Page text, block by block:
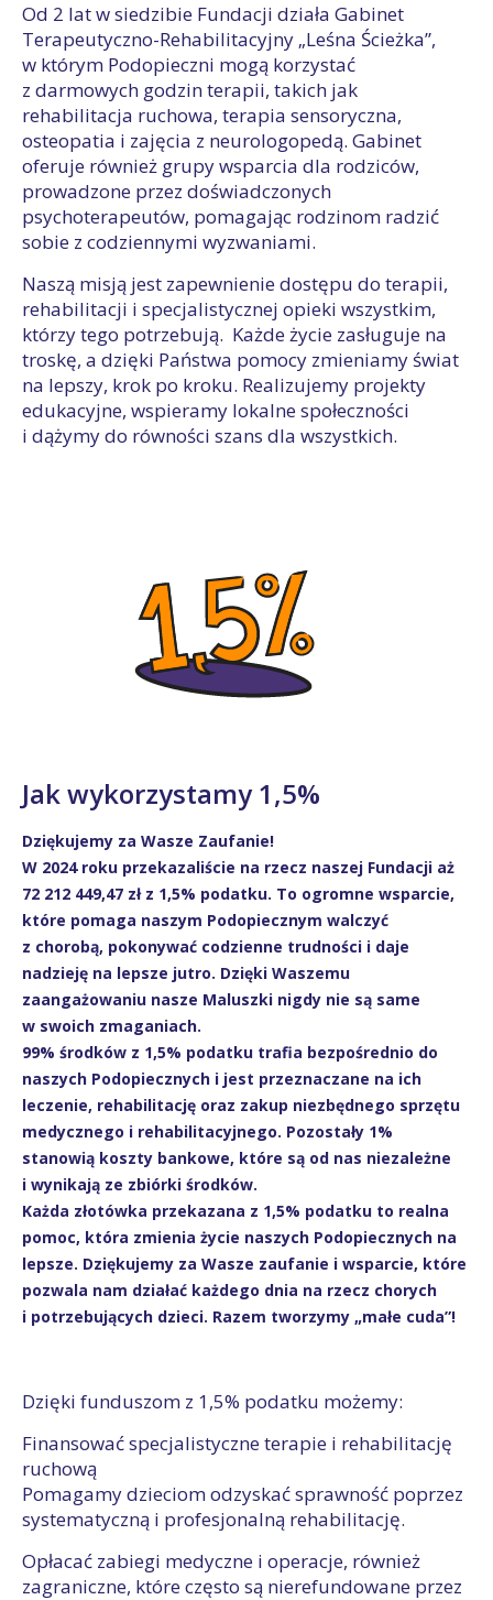
Od 2 lat w siedzibie Fundacji działa Gabinet
Terapeutyczno-Rehabilitacyjny „Leśna Ścieżka”,
w którym Podopieczni mogą korzystać
z darmowych godzin terapii, takich jak
rehabilitacja ruchowa, terapia sensoryczna,
osteopatia i zajęcia z neurologopedą. Gabinet
oferuje również grupy wsparcia dla rodziców,
prowadzone przez doświadczonych
psychoterapeutów, pomagając rodzinom radzić
sobie z codziennymi wyzwaniami.
Naszą misją jest zapewnienie dostępu do terapii,
rehabilitacji i specjalistycznej opieki wszystkim,
którzy tego potrzebują. Każde życie zasługuje na
troskę, a dzięki Państwa pomocy zmieniamy świat
na lepszy, krok po kroku. Realizujemy projekty
edukacyjne, wspieramy lokalne społeczności
i dążymy do równości szans dla wszystkich.
Jak wykorzystamy 1,5%
Dziękujemy za Wasze Zaufanie!
W 2024 roku przekazaliście na rzecz naszej Fundacji aż
72 212 449,47 zł z 1,5% podatku. To ogromne wsparcie,
które pomaga naszym Podopiecznym walczyć
z chorobą, pokonywać codzienne trudności i daje
nadzieję na lepsze jutro. Dzięki Waszemu
zaangażowaniu nasze Maluszki nigdy nie są same
w swoich zmaganiach.
99% środków z 1,5% podatku trafia bezpośrednio do
naszych Podopiecznych i jest przeznaczane na ich
leczenie, rehabilitację oraz zakup niezbędnego sprzętu
medycznego i rehabilitacyjnego. Pozostały 1%
stanowią koszty bankowe, które są od nas niezależne
i wynikają ze zbiórki środków.
Każda złotówka przekazana z 1,5% podatku to realna
pomoc, która zmienia życie naszych Podopiecznych na
lepsze. Dziękujemy za Wasze zaufanie i wsparcie, które
pozwala nam działać każdego dnia na rzecz chorych
i potrzebujących dzieci. Razem tworzymy „małe cuda”!
Dzięki funduszom z 1,5% podatku możemy:
Finansować specjalistyczne terapie i rehabilitację
ruchową
Pomagamy dzieciom odzyskać sprawność poprzez
systematyczną i profesjonalną rehabilitację.
Opłacać zabiegi medyczne i operacje, również
zagraniczne, które często są nierefundowane przez